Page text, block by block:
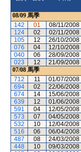
08/09 馬季
142
01 08/11/2008
124
02 02/11/2008
105
12 26/10/2008
076
04 12/10/2008
040
06 28/09/2008
023
12 21/09/2008
07/08 馬季
712
11 01/07/2008
694
02 22/06/2008
674
14 15/06/2008
639
12 01/06/2008
591
04 12/05/2008
573
07 04/05/2008
532
10 12/04/2008
516
06 06/04/2008
487
08 24/03/2008
448
10 09/03/2008